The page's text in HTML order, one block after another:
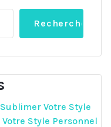
Rechercher
Votre Style
Style Personnel